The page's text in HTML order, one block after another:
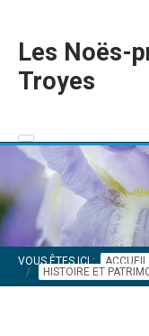
Les Noës-
Troyes
VOUS ÊTES ICI : ACCUEIL
HISTOIRE ET